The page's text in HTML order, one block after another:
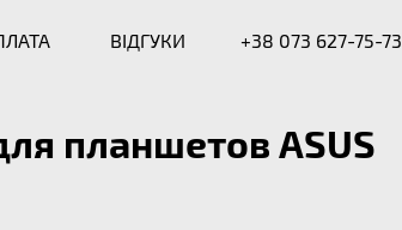
ВІДГУКИ +38 073 627-75-73
планшетов ASUS